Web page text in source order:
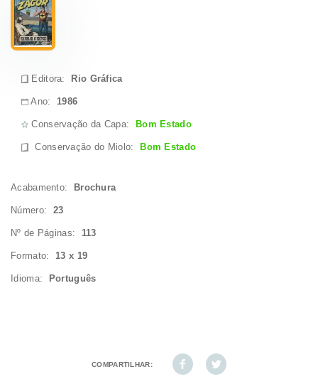
Editora: Rio Gráfica
Ano: 1986
Conservação da Capa: Bom Estado
Conservação do Miolo:Bom Estado
Acabamento: Brochura
Número: 23
Nº de Páginas: 113
Formato: 13 x 19
Idioma: Português
COMPARTILHAR: